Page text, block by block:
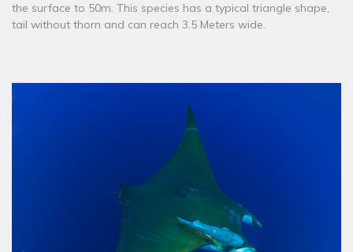
the surface to 50m. This species has a typical triangle shape,
tail without thorn and can reach 3.5 Meters wide.